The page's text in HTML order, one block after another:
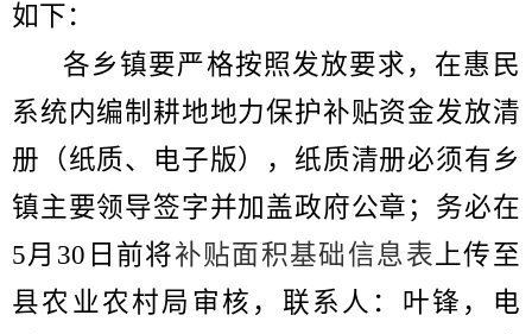
如下：
各乡镇要严格按照发放要求，在惠民
系统内编制 耕地地力保护补贴资金发放清
册（纸质、电子版），纸质清册必须有乡
镇主要领导签字并加盖政府公章 ； 务必在
5月 30 日前将补贴面积基础信息表上传至
县农业农村局审核， 联系人：叶锋，电